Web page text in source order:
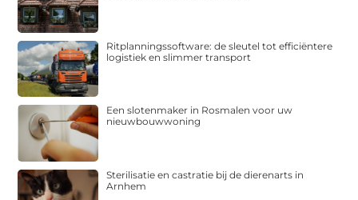
Ritplanningssoftware: de sleutel tot efficiëntere
logistiek en slimmer transport
Een slotenmaker in Rosmalen voor uw
nieuwbouwwoning
Sterilisatie en castratie bij de dierenarts in
Arnhem